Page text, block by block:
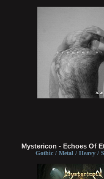
Mystericon - Echoes Of
Gothic / Metal / Heavy /